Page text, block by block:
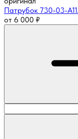
Патрубок 730-03-
от 6 000 ₽